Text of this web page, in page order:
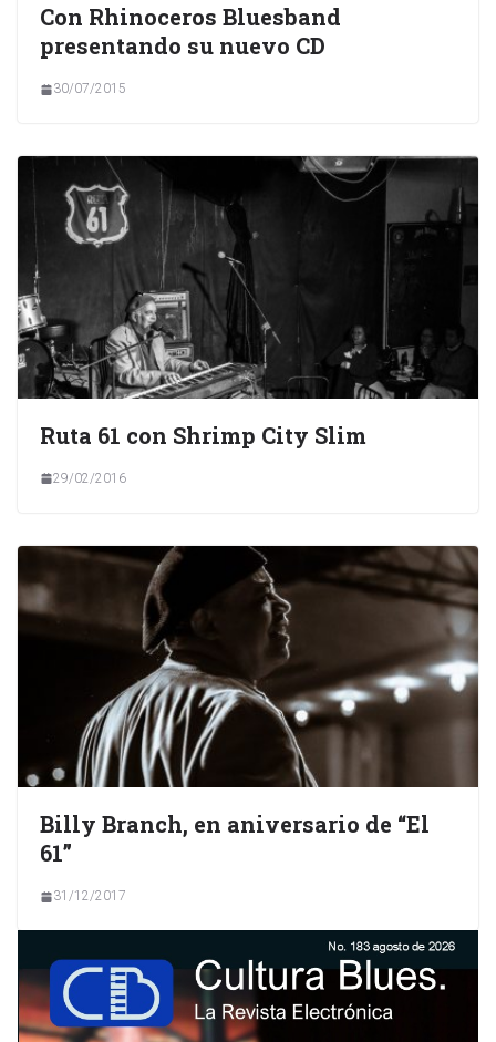
Con Rhinoceros Bluesband
presentando su nuevo CD
30/07/2015
Ruta 61 con Shrimp City Slim
29/02/2016
Billy Branch, en aniversario de “El
61”
31/12/2017